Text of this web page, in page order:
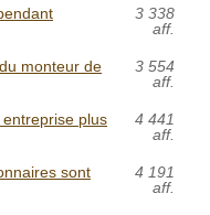
3 338
aff.
monteur de
3 554
aff.
plus
4 441
aff.
sont
4 191
aff.